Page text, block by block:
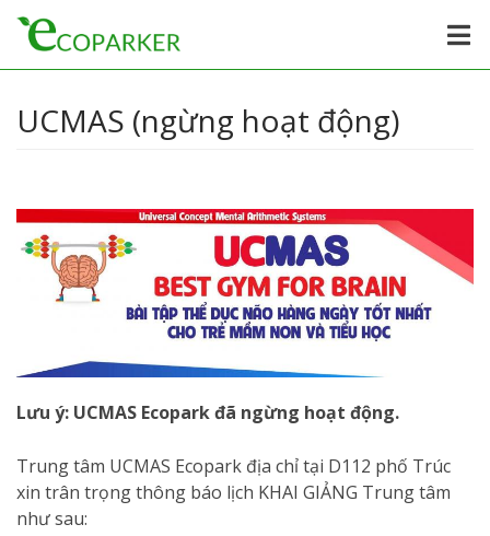
UCMAS (ngừng hoạt động)
Lưu ý: UCMAS Ecopark đã ngừng hoạt động.
Trung tâm UCMAS Ecopark địa chỉ tại D112 phố Trúc
xin trân trọng thông báo lịch KHAI GIẢNG Trung tâm
như sau: